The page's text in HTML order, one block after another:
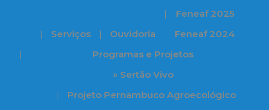
Serviços Ouvidoria
Feneaf 2025
Feneaf 2024
Programas e Projetos
» Sertão Vivo
Projeto Pernambuco Agroecológico